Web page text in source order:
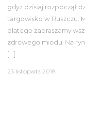
gdyż dzisiaj rozpoczął
targowisko w Tłuszczu.
dlatego zapraszamy
zdrowego miodu. Na
[…]
23 listopada 2018